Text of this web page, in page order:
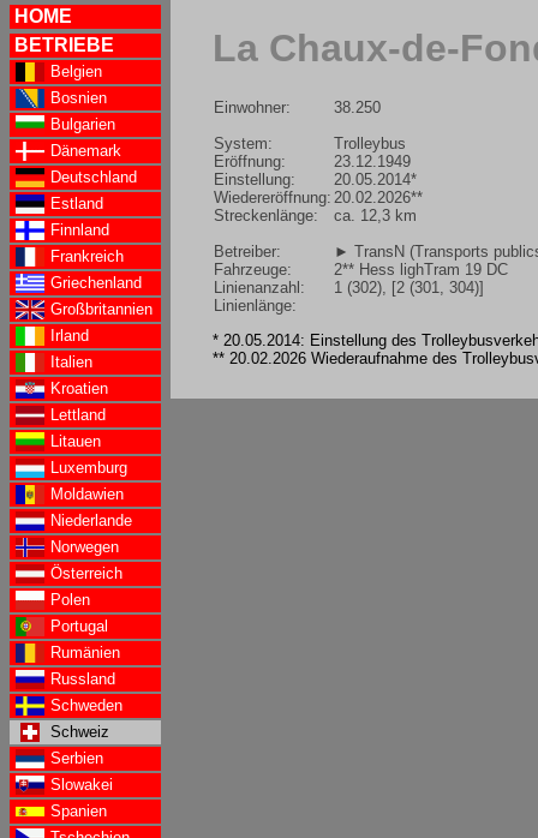
HOME
BETRIEBE
Belgien
Bosnien
Bulgarien
Dänemark
Deutschland
Estland
Finnland
Frankreich
Griechenland
Großbritannien
Irland
Italien
Kroatien
Lettland
Litauen
Luxemburg
Moldawien
Niederlande
Norwegen
Österreich
Polen
Portugal
Rumänien
Russland
Schweden
Schweiz
Serbien
Slowakei
Spanien
La Chaux-de-
Einwohner:
System:
Eröffnung:
Einstellung:
Wiedereröffnung:
Streckenlänge:
Betreiber:
Fahrzeuge:
Linienanzahl:
Linienlänge:
38.250
Trolleybus
23.12.1949
20.05.2014*
20.02.2026**
ca. 12,3 km
► TransN (Transports
2** Hess lighTram 19 DC
1 (302), [2 (301, 304)]
* 20.05.2014: Einstellung des
** 20.02.2026 Wiederaufnahme des